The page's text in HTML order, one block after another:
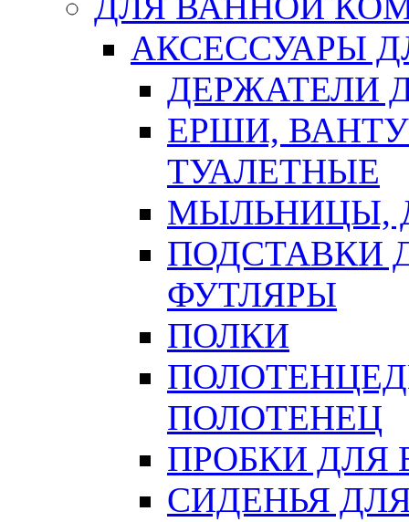
АКСЕССУАРЫ
ДЕРЖАТЕЛИ
ЕРШИ,
ТУАЛЕТНЫЕ
МЫЛЬНИЦЫ,
ПОДСТАВКИ
ФУТЛЯРЫ
ПОЛКИ
ПОЛОТЕНЕЦ
ПРОБКИ ДЛЯ
СИДЕНЬЯ